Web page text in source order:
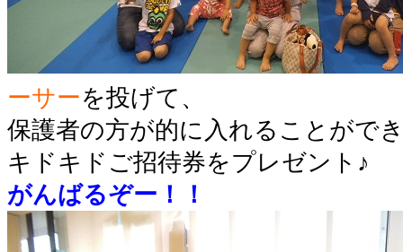
ーサーを投げて、
保護者の方が的に入れることがで
キドキドご招待券をプレゼント♪
がんばるぞー！！